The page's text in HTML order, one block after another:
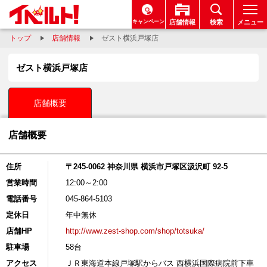
キャンペーン 店舗情報 検索 メニュー
トップ 店舗情報 ゼスト横浜戸塚店
ゼスト横浜戸塚店
店舗概要
店舗概要
住所
〒245-0062 神奈川県 横浜市戸塚区汲沢町 92-5
営業時間
12:00～2:00
電話番号
045-864-5103
定休日
年中無休
店舗HP
http://www.zest-shop.com/shop/totsuka/
駐車場
58台
アクセス
ＪＲ東海道本線戸塚駅からバス 西横浜国際病院前下車